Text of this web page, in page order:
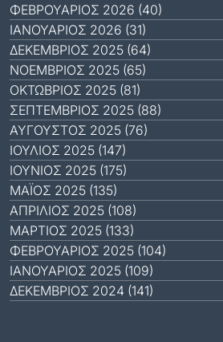
ΦΕΒΡΟΥΆΡΙΟΣ 2026 (40)
ΙΑΝΟΥΆΡΙΟΣ 2026 (31)
ΔΕΚΈΜΒΡΙΟΣ 2025 (64)
ΝΟΈΜΒΡΙΟΣ 2025 (65)
ΟΚΤΏΒΡΙΟΣ 2025 (81)
ΣΕΠΤΈΜΒΡΙΟΣ 2025 (88)
ΑΎΓΟΥΣΤΟΣ 2025 (76)
ΙΟΎΛΙΟΣ 2025 (147)
ΙΟΎΝΙΟΣ 2025 (175)
ΜΆΙΟΣ 2025 (135)
ΑΠΡΊΛΙΟΣ 2025 (108)
ΜΆΡΤΙΟΣ 2025 (133)
ΦΕΒΡΟΥΆΡΙΟΣ 2025 (104)
ΙΑΝΟΥΆΡΙΟΣ 2025 (109)
ΔΕΚΈΜΒΡΙΟΣ 2024 (141)